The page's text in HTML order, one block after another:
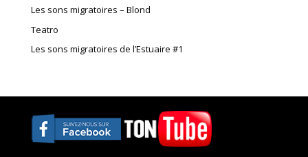
Les sons migratoires – Blond
Teatro
Les sons migratoires de l’Estuaire #1